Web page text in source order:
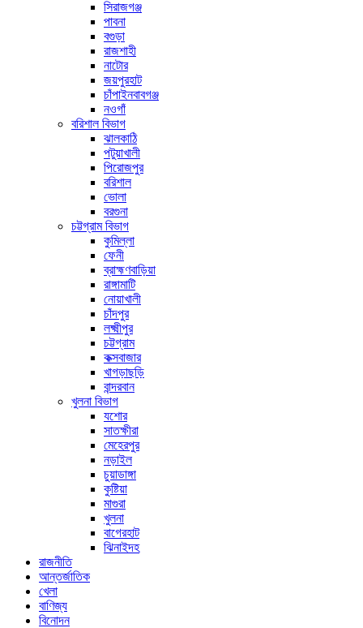
সিরাজগঞ্জ
পাবনা
বগুড়া
রাজশাহী
নাটোর
জয়পুরহাট
চাঁপাইনবাবগঞ্জ
নওগাঁ
বরিশাল বিভাগ
ঝালকাঠি
পটুয়াখালী
পিরোজপুর
বরিশাল
ভোলা
বরগুনা
চট্টগ্রাম বিভাগ
কুমিল্লা
ফেনী
ব্রাহ্মণবাড়িয়া
রাঙ্গামাটি
নোয়াখালী
চাঁদপুর
লক্ষ্মীপুর
চট্টগ্রাম
কক্সবাজার
খাগড়াছড়ি
বান্দরবান
খুলনা বিভাগ
যশোর
সাতক্ষীরা
মেহেরপুর
নড়াইল
চুয়াডাঙ্গা
কুষ্টিয়া
মাগুরা
খুলনা
বাগেরহাট
ঝিনাইদহ
রাজনীতি
আন্তর্জাতিক
খেলা
বাণিজ্য
বিনোদন